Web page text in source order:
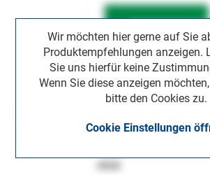
Wir möchten hier gerne auf Sie
Produktempfehlungen anzeigen.
Sie uns hierfür keine
Wenn Sie diese anzeigen
bitte den Cookies zu.
Cookie Einstellungen